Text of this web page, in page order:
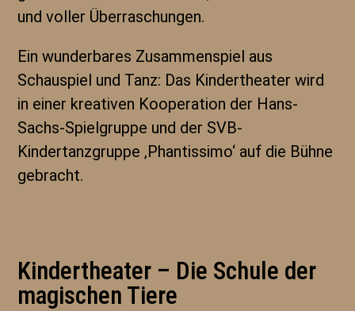
und voller Überraschungen.
Ein wunderbares Zusammenspiel aus
Schauspiel und Tanz: Das Kindertheater wird
in einer kreativen Kooperation der Hans-
Sachs-Spielgruppe und der SVB-
Kindertanzgruppe ‚Phantissimo‘ auf die Bühne
gebracht.
Kindertheater – Die Schule der
magischen Tiere